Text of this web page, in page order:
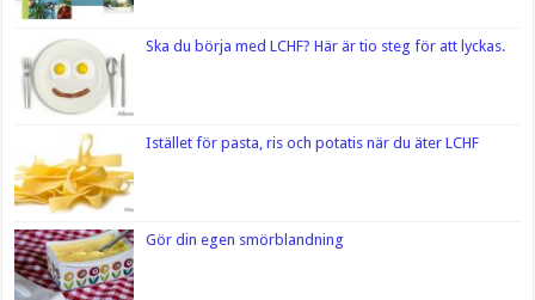
Ska du börja med LCHF? Här är tio steg för att lyckas.
Istället för pasta, ris och potatis när du äter LCHF
Gör din egen smörblandning